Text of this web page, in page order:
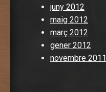
juny 2012
maig 2012
març 2012
gener 2012
novembre 2011